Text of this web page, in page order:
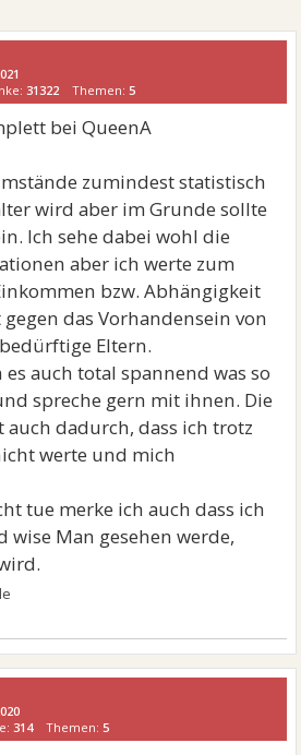
31322 Themen:5
bei QueenA
zumindest statistisch
wird aber im Grunde sollte
Ich sehe dabei wohl die
aber ich werte zum
bzw. Abhängigkeit
das Vorhandensein von
Eltern.
auch total spannend was so
spreche gern mit ihnen. Die
dadurch, dass ich trotz
werte und mich
tue merke ich auch dass ich
wise Man gesehen werde,
314 Themen:5